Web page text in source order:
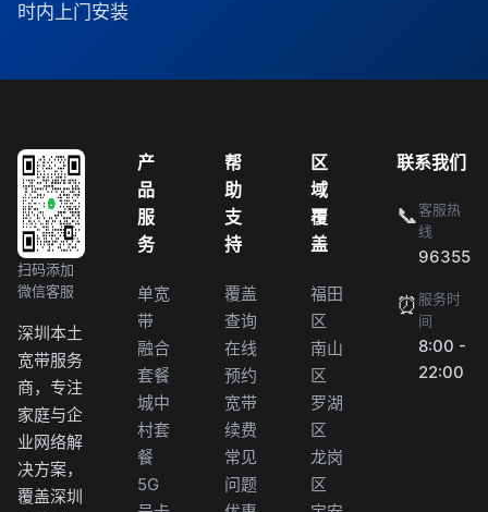
时内上门安装
扫码添加
微信客服
深圳本土
宽带服务
商，专注
家庭与企
业网络解
决方案，
覆盖深圳
产
品
服
务
单宽
带
融合
套餐
城中
村套
餐
5G
帮
助
支
持
覆盖
查询
在线
预约
宽带
续费
常见
问题
区
域
覆
盖
福田
区
南山
区
罗湖
区
龙岗
区
联系我们
📞客服热
线
96355
⏰ 服务时
间
8:00 -
22:00